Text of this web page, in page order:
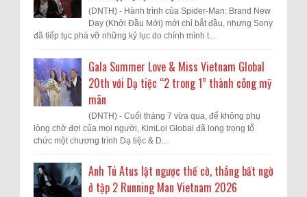
(DNTH) - Hành trình của Spider-Man: Brand New
Day (Khởi Đầu Mới) mới chỉ bắt đầu, nhưng Sony
đã tiếp tục phá vỡ những kỷ lục do chính mình t...
Gala Summer Love & Miss Vietnam Global
20th với Dạ tiệc “2 trong 1” thành công mỹ
mãn
(DNTH) - Cuối tháng 7 vừa qua, để không phụ
lòng chờ đợi của mọi người, KimLoi Global đã long trọng tổ
chức một chương trình Dạ tiệc & D...
Anh Tú Atus lật ngược thế cờ, thắng bất ngờ
ở tập 2 Running Man Vietnam 2026